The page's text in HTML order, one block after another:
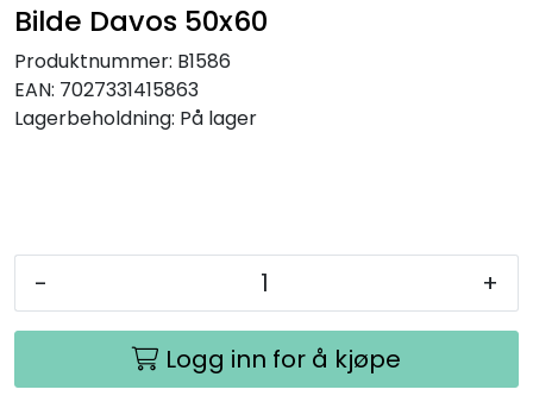
Bilde Davos 50x60
Produktnummer: B1586
EAN: 7027331415863
Lagerbeholdning: På lager
- +
Logg inn for å kjøpe